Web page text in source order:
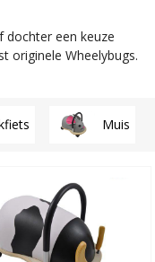
een keuze
originele Wheelybugs.
Muis